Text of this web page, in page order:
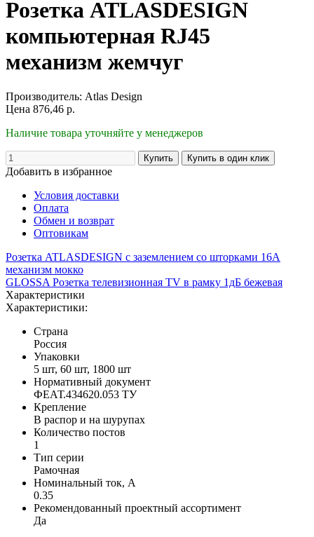
Розетка ATLASDESIGN
компьютерная RJ45
механизм жемчуг
Производитель: Atlas Design
Цена 876,46 р.
Наличие товара уточняйте у менеджеров
Добавить в избранное
Условия доставки
Оплата
Обмен и возврат
Оптовикам
Розетка ATLASDESIGN с заземлением со шторками 16А
механизм мокко
GLOSSA Розетка телевизионная TV в рамку 1дБ бежевая
Характеристики
Характеристики:
Страна
Россия
Упаковки
5 шт, 60 шт, 1800 шт
Нормативный документ
ФЕАТ.434620.053 ТУ
Крепление
В распор и на шурупах
Количество постов
1
Тип серии
Рамочная
Номинальный ток, А
0.35
Рекомендованный проектный ассортимент
Да